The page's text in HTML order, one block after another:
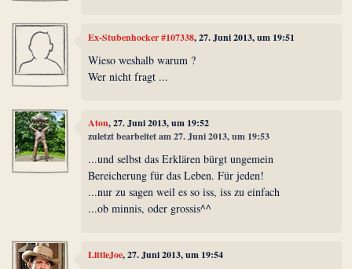
Ex-Stubenhocker #107338, 27. Juni 2013, um 19:51
Wieso weshalb warum ?
Wer nicht fragt ...
Aton, 27. Juni 2013, um 19:52
zuletzt bearbeitet am 27. Juni 2013, um 19:53
...und selbst das Erklären bürgt ungemein
Bereicherung für das Leben. Für jeden!
...nur zu sagen weil es so iss, iss zu einfach
...ob minnis, oder grossis^^
LittleJoe, 27. Juni 2013, um 19:54